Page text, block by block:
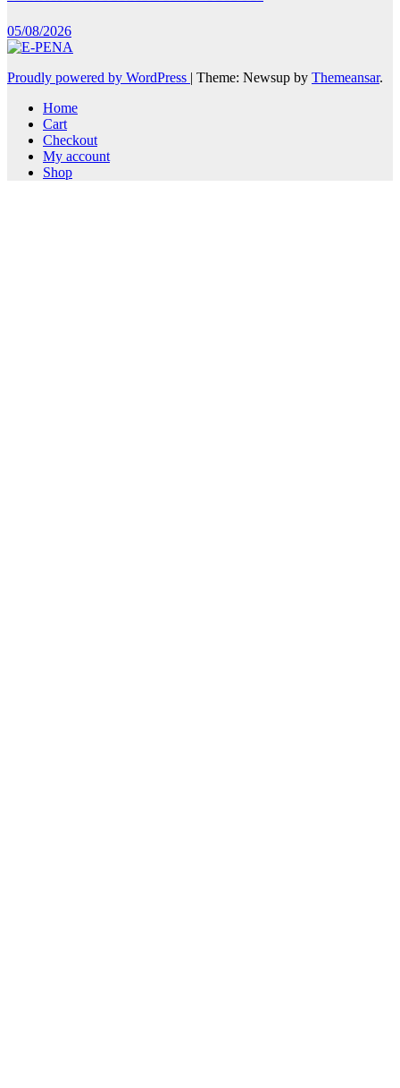
05/08/2026
Proudly powered by WordPress | Theme: Newsup by Themeansar.
Home
Cart
Checkout
My account
Shop